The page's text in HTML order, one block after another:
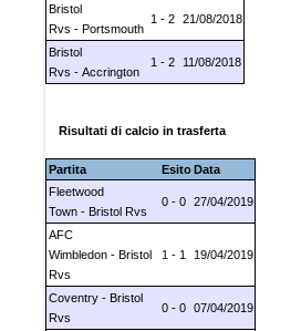
Bristol
Rvs - Portsmouth
1 - 2 21/08/2018
Bristol
Rvs - Accrington
1 - 2 11/08/2018
Risultati di calcio in trasferta
Partita EsitoData
Fleetwood
Town - Bristol Rvs
0 - 0 27/04/2019
AFC
Wimbledon - Bristol
Rvs
1 - 1 19/04/2019
Coventry - Bristol
Rvs
0 - 0 07/04/2019